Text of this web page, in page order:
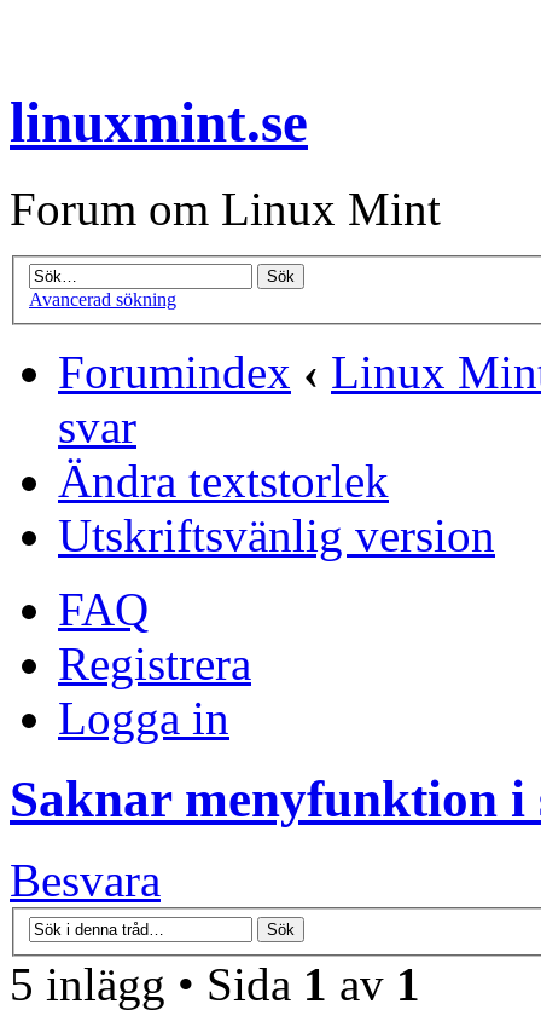
linuxmint.se
Forum om Linux Mint
Avancerad sökning
Forumindex ‹ Linux
svar
Ändra textstorlek
Utskriftsvänlig version
FAQ
Registrera
Logga in
Saknar menyfunktion i
Besvara
5 inlägg • Sida 1 av 1